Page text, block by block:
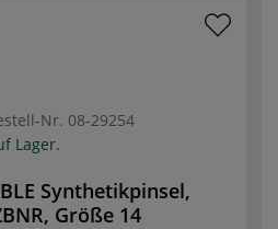
Nr. 08-29254
Lager.
Synthetikpinsel,
Größe 14